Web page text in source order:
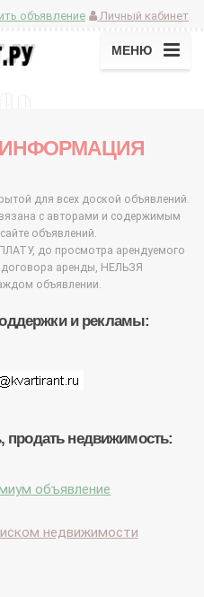
Личный кабинет
объявление
МЕНЮ
для всех доской объявлений.
с авторами и содержимым
объявлений.
до просмотра арендуемого
аренды, НЕЛЬЗЯ
объявлении.
и рекламы:
недвижимость:
объявление
недвижимости